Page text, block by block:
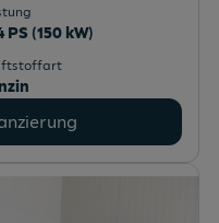
PS (150 kW)